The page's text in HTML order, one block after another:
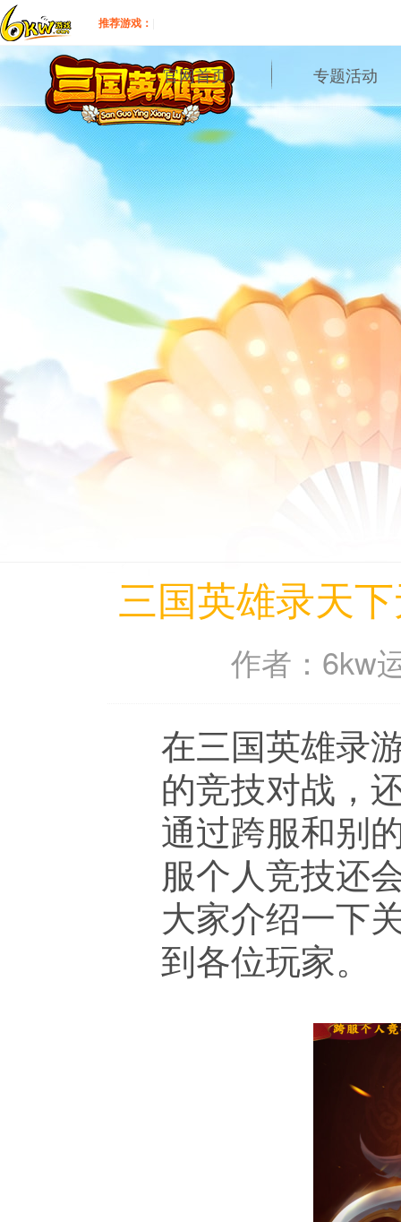
推荐游戏：
官网首页 专题活动
三国英雄录天
作者：6kw
在三国英雄录
的竞技对战，
通过跨服和别
服个人竞技还
大家介绍一下
到各位玩家。